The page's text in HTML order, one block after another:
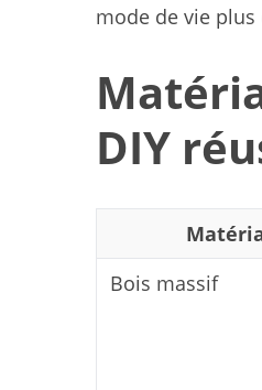
mode de vie plus
DIY
Bois massif